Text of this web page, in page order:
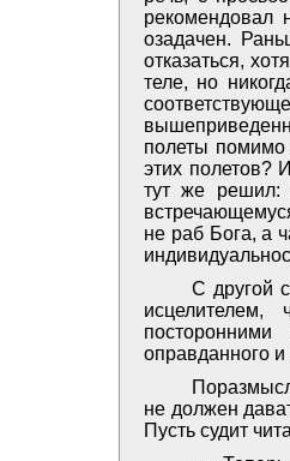
рекомендовал
озадачен.
отказаться,
теле, но
полеты помимо
этих полетов?
тут же решил:
не раб Бога, а
С другой
исцелителем,
оправданного и
не должен
Пусть судит